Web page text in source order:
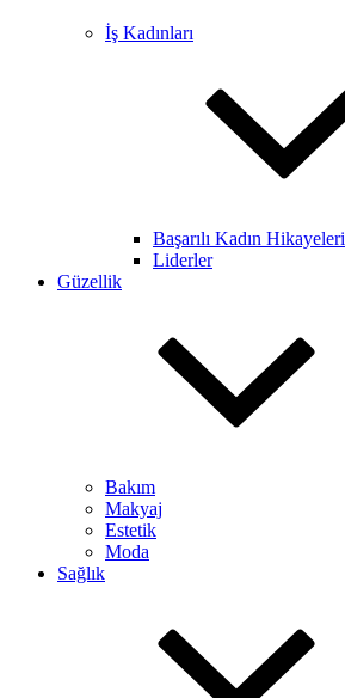
İş Kadınları
Başarılı Kadın Hikayeleri
Liderler
Güzellik
Bakım
Makyaj
Estetik
Moda
Sağlık